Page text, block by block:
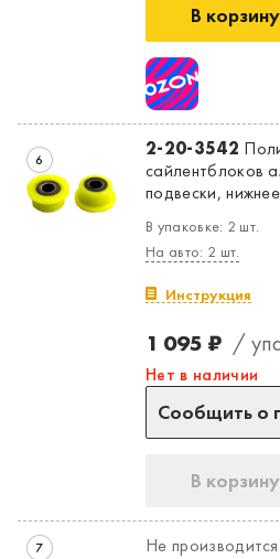
В корзину
6 2-20-3542
сайлентблоков
подвески,
В упаковке: 2 шт.
На авто: 2 шт.
Инструкция
1 095 ₽ /
Нет в наличии
Сообщить о
В корзину
7 Не производится